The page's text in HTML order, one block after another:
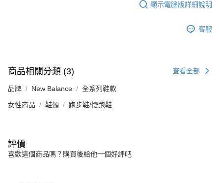
顯示電腦版詳細說明
客服
商品相關分類 (3) 查看全部
品牌 New Balance 全系列鞋款
女性商品 鞋類 跑步鞋/慢跑鞋
評價
喜歡這個商品嗎？購買後給他一個好評吧